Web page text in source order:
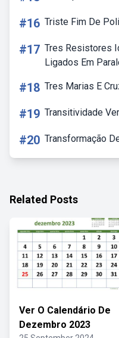
#16 Triste Fim De
#17 Tres Resistores
Ligados Em
#18 Tres Marias E
#19 Transitividade
#20 Transformação
Related Posts
Ver O Calendário De
Dezembro 2023